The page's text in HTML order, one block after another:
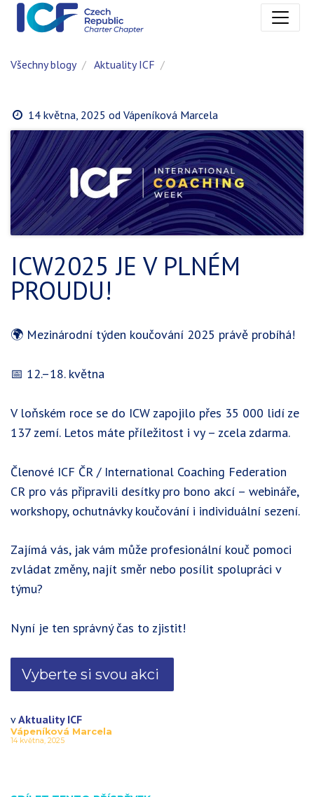
Všechny blogy Aktuality ICF
14 května, 2025 od Vápeníková Marcela
ICW2025 JE V PLNÉM
PROUDU!
🌍 Mezinárodní týden koučování 2025 právě probíhá!
📅 12.–18. května
V loňském roce se do ICW zapojilo přes 35 000 lidí ze
137 zemí. Letos máte příležitost i vy – zcela zdarma.
Členové ICF ČR / International Coaching Federation
CR pro vás připravili desítky pro bono akcí – webináře,
workshopy, ochutnávky koučování i individuální sezení.
Zajímá vás, jak vám může profesionální kouč pomoci
zvládat změny, najít směr nebo posílit spolupráci v
týmu?
Nyní je ten správný čas to zjistit!
Vyberte si svou akci
vAktuality ICF
Vápeníková Marcela
14 května, 2025